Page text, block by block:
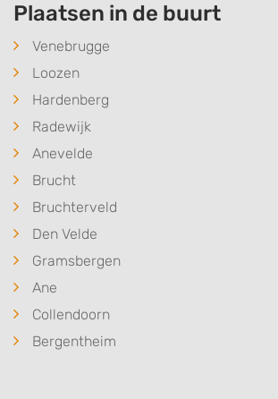
Plaatsen in de buurt
Venebrugge
Loozen
Hardenberg
Radewijk
Anevelde
Brucht
Bruchterveld
Den Velde
Gramsbergen
Ane
Collendoorn
Bergentheim